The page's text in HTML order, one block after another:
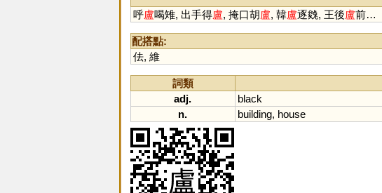
呼盧喝雉, 出手得盧, 掩口胡盧, 韓盧逐㕙, 王後盧前…
配搭點:
佉, 維
詞類
adj.
black
n.
building, house